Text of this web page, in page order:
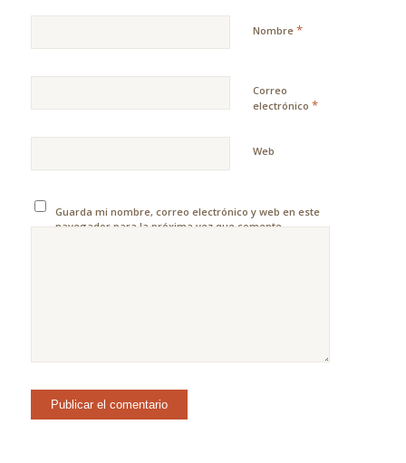
Nombre *
Correo
electrónico *
Web
Guarda mi nombre, correo electrónico y web en este
navegador para la próxima vez que comente.